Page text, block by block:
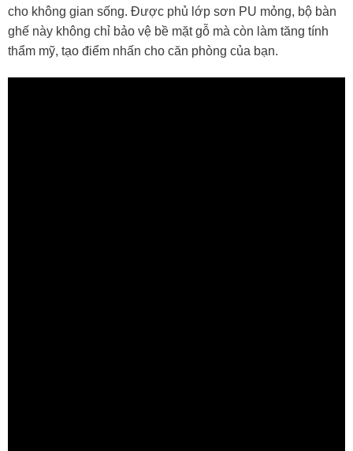
cho không gian sống. Được phủ lớp sơn PU mỏng, bộ bàn
ghế này không chỉ bảo vệ bề mặt gỗ mà còn làm tăng tính
thẩm mỹ, tạo điểm nhấn cho căn phòng của bạn.